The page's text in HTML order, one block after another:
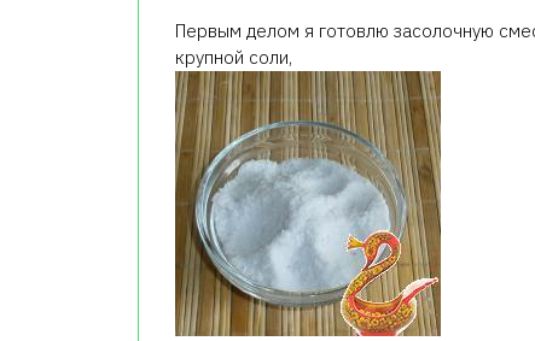
Первым делом я готовлю засолочную
крупной соли,